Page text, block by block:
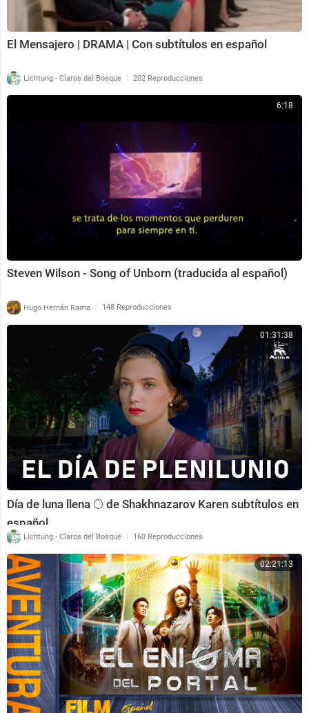
El Mensajero | DRAMA | Con subtítulos en español
Lichtung - Claros del Bosque | 202 Reproducciones
6:18
Steven Wilson - Song of Unborn (traducida al español)
Hugo Hernán Rama | 148 Reproducciones
01:31:38
Día de luna llena 🌕 de Shakhnazarov Karen subtítulos en
español
Lichtung - Claros del Bosque | 160 Reproducciones
02:21:13